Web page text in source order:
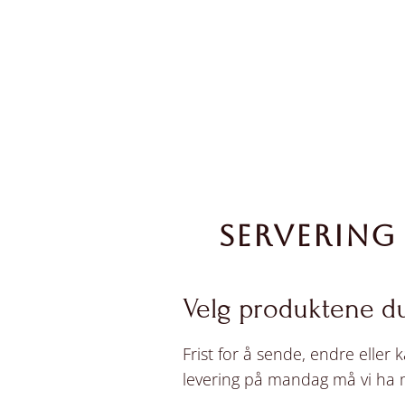
Velg produktene
Frist for å sende, endre eller
levering på mandag må vi